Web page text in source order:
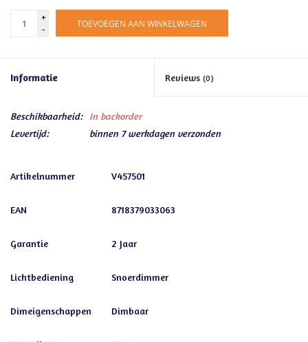
+
-
TOEVOEGEN AAN WINKELWAGEN
Informatie Reviews (0)
Beschikbaarheid:
In backorder
Levertijd:
binnen 7 werkdagen verzonden
Artikelnummer V457501
EAN 8718379033063
Garantie 2 Jaar
Lichtbediening Snoerdimmer
Dimeigenschappen Dimbaar